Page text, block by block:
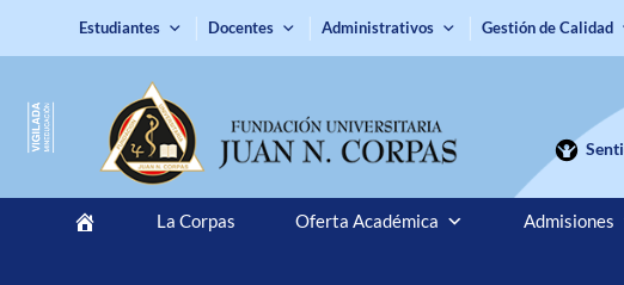
Estudiantes Docentes Administrativos Gestión de Calidad
La Corpas Oferta Académica Admisiones